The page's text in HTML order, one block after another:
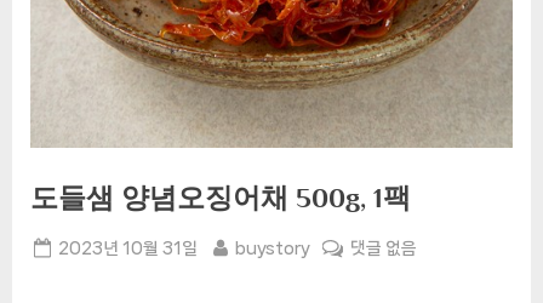
도들샘 양념오징어채 500g, 1팩
Posted
2023년 10월 31일 By
buystory
도
댓글 없음